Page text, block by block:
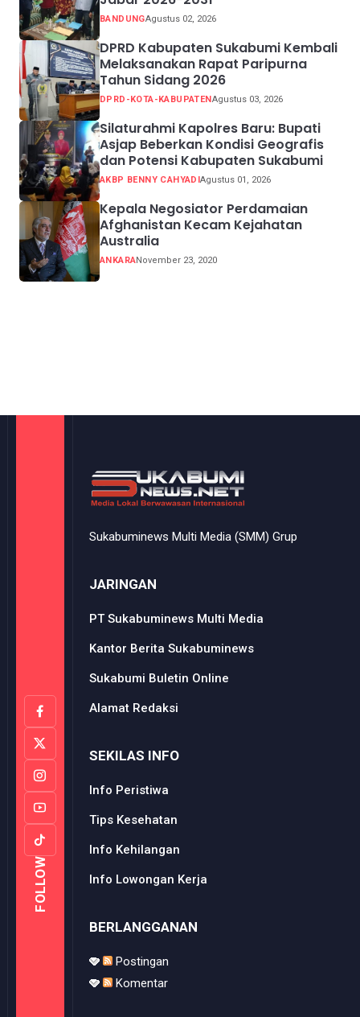
BANDUNGAgustus 02, 2026
DPRD Kabupaten Sukabumi Kembali
Melaksanakan Rapat Paripurna
Tahun Sidang 2026
DPRD-KOTA-KABUPATEN Agustus 03, 2026
Silaturahmi Kapolres Baru: Bupati
Asjap Beberkan Kondisi Geografis
dan Potensi Kabupaten Sukabumi
AKBP BENNY CAHYADIAgustus 01, 2026
Kepala Negosiator Perdamaian
Afghanistan Kecam Kejahatan
Australia
ANKARANovember 23, 2020
FOLLOW
Sukabuminews Multi Media (SMM) Grup
JARINGAN
PT Sukabuminews Multi Media
Kantor Berita Sukabuminews
Sukabumi Buletin Online
Alamat Redaksi
SEKILAS INFO
Info Peristiwa
Tips Kesehatan
Info Kehilangan
Info Lowongan Kerja
BERLANGGANAN
Postingan
Komentar